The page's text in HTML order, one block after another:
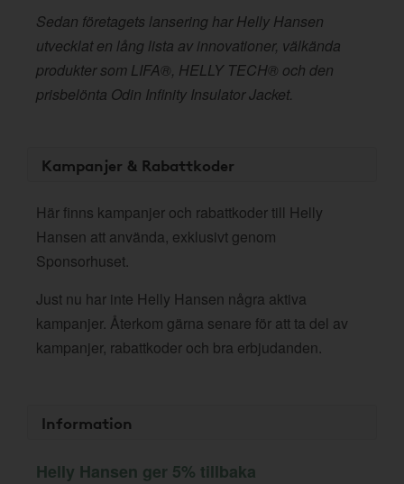
Sedan företagets lansering har Helly Hansen
utvecklat en lång lista av innovationer, välkända
produkter som LIFA®, HELLY TECH® och den
prisbelönta Odin Infinity Insulator Jacket.
Kampanjer & Rabattkoder
Här finns kampanjer och rabattkoder till Helly
Hansen att använda, exklusivt genom
Sponsorhuset.
Just nu har inte Helly Hansen några aktiva
kampanjer. Återkom gärna senare för att ta del av
kampanjer, rabattkoder och bra erbjudanden.
Information
Helly Hansen ger 5% tillbaka